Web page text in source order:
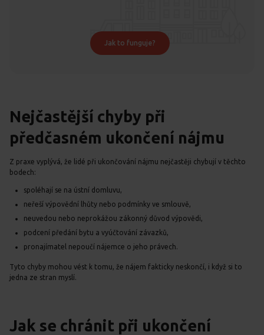
Jak to funguje?
Nejčastější chyby při
předčasném ukončení nájmu
Z praxe vyplývá, že lidé při ukončování nájmu nejčastěji chybují v těchto
bodech:
spoléhají se na ústní domluvu,
neřeší výpovědní lhůty nebo podmínky ve smlouvě,
neuvedou nebo neprokážou zákonný důvod výpovědi,
podcení předání bytu a vyúčtování závazků,
pronajímatel nepoučí nájemce o jeho právech.
Tyto chyby mohou vést k tomu, že nájem fakticky neskončí, i když si to
jedna ze stran myslí.
Jak se chránit při ukončení